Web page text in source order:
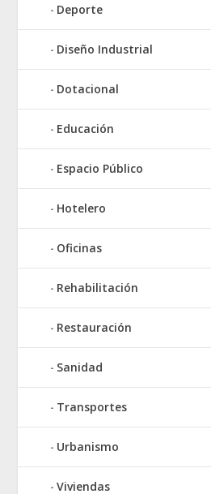
Deporte
Diseño Industrial
Dotacional
Educación
Espacio Público
Hotelero
Oficinas
Rehabilitación
Restauración
Sanidad
Transportes
Urbanismo
Viviendas